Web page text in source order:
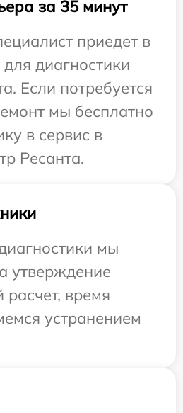
за 35 минут
приедет в
диагностики
Если потребуется
мы бесплатно
в сервис в
Ресанта.
мы
утверждение
время
устранением